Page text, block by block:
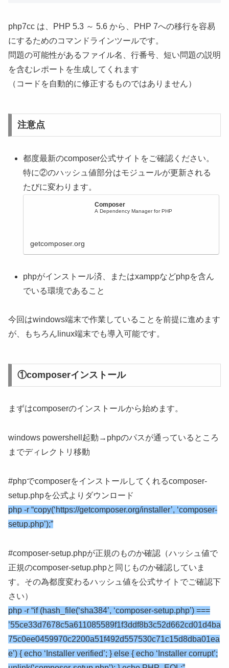
php7cc は、PHP 5.3 ～ 5.6 から、PHP 7への移行を容易
にするためのコマンドラインツールです。
問題の可能性があるファイル名、行番号、短い問題の説明
を含むレポートを生成してくれます
（コードを自動的に修正するものではありません）
注意点
都度最新のcomposer公式サイトをご確認ください。
特に②のハッシュ値部分はモジュールが更新される
たびに変わります。
Composer
A Dependency Manager for PHP
getcomposer.org
phpがインストール済、またはxamppなどphpを含ん
でいる環境であること
今回はwindows端末で作業していることを前提に進めます
が、もちろんlinux端末でも導入可能です。
①composerインストール
まずはcomposerのインストールから始めます。
windows powershell起動→phpのパスが通っているところ
までディレクトリ移動
#phpでcomposerをインストールしてくれるcomposer-
setup.phpを公式よりダウンロード
php -r “copy(‘https://getcomposer.org/installer’, ‘composer-
setup.php’);”
#composer-setup.phpが正規のものか確認（ハッシュ値で
正規のcomposer-setup.phpと同じものか確認していま
す。その為都度変わるハッシュ値を公式サイトでご確認下
さい）
php -r “if (hash_file(‘sha384’, ‘composer-setup.php’) ===
’55ce33d7678c5a611085589f1f3ddf8b3c52d662cd01d4ba
75c0ee0459970c2200a51f492d557530c71c15d8dba01ea
e’) { echo ‘Installer verified’; } else { echo ‘Installer corrupt’;